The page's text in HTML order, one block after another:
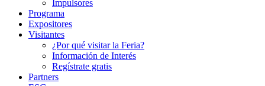
Impulsores
Programa
Expositores
Visitantes
¿Por qué visitar la Feria?
Información de Interés
Regístrate gratis
Partners